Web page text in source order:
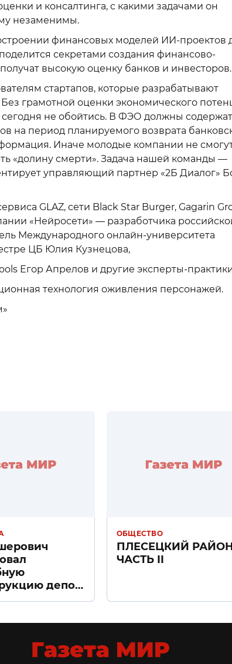
и консалтинга, с какими задачами он
незаменимы.
финансовых моделей ИИ-проектов
секретами создания финансово-
высокую оценку банков и инвесторов.
стартапов, которые разрабатывают
грамотной оценки экономического
не обойтись. В ФЭО должны
на период планируемого возврата
Иначе молодые компании не
«долину смерти». Задача нашей команды —
управляющий партнер «2Б Диалог»
GLAZ, сети Black Star Burger, Gagarin
«Нейросети» — разработчика
Международного онлайн-университета
ЦБ Юлия Кузнецова,
Егор Апрелов и другие эксперты-
технология оживления персонажей.
депо
в Санкт-
ОБЩЕСТВО
ПЛЕСЕЦКИЙ
ЧАСТЬ II